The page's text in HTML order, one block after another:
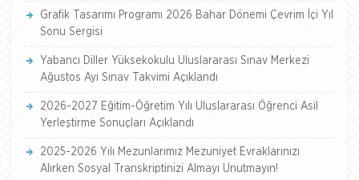
Grafik Tasarımı Programı 2026 Bahar Dönemi Çevrim İçi Yıl
Sonu Sergisi
Yabancı Diller Yüksekokulu Uluslararası Sınav Merkezi
Ağustos Ayı Sınav Takvimi Açıklandı
2026-2027 Eğitim-Öğretim Yılı Uluslararası Öğrenci Asil
Yerleştirme Sonuçları Açıklandı
2025-2026 Yılı Mezunlarımız Mezuniyet Evraklarınızı
Alırken Sosyal Transkriptinizi Almayı Unutmayın!